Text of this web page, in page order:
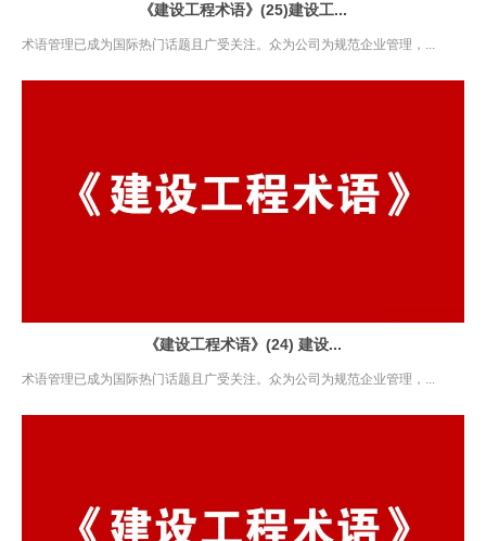
《建设工程术语》(25)建设工...
术语管理已成为国际热门话题且广受关注。众为公司为规范企业管理，...
《建设工程术语》(24) 建设...
术语管理已成为国际热门话题且广受关注。众为公司为规范企业管理，...